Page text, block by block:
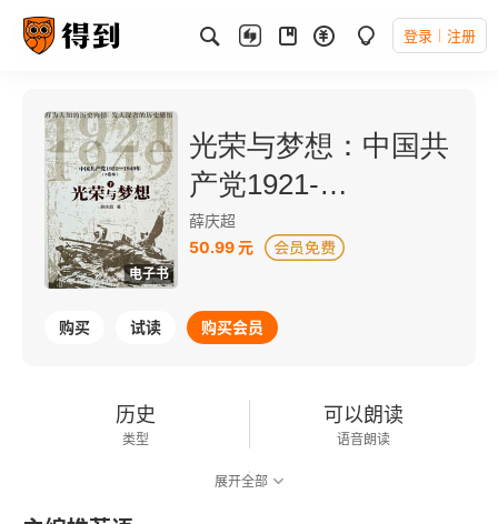
登录 注册
电子书
光荣与梦想：中国共
产党1921-
1949（下）
薛庆超
50.99 元
购买 试读 购买会员
历史
类型
可以朗读
语音朗读
展开全部